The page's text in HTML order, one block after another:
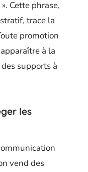
Cette phrase,
trace la
promotion
à la
supports à
les
vend des